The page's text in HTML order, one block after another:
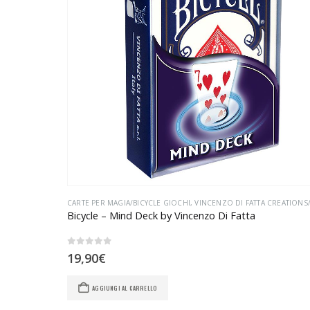
CARTE PER MAGIA/BICYCLE GIOCHI,VINCENZO DI FATTA CREATIONS/VINCENZO DI FATTA
Bicycle – Mind Deck by Vincenzo Di Fatta
19,90€
AGGIUNGI AL CARRELLO